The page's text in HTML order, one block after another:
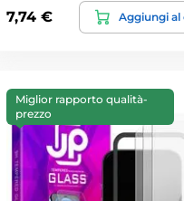
7,74 € Aggiungi al
Miglior rapporto qualità-
prezzo